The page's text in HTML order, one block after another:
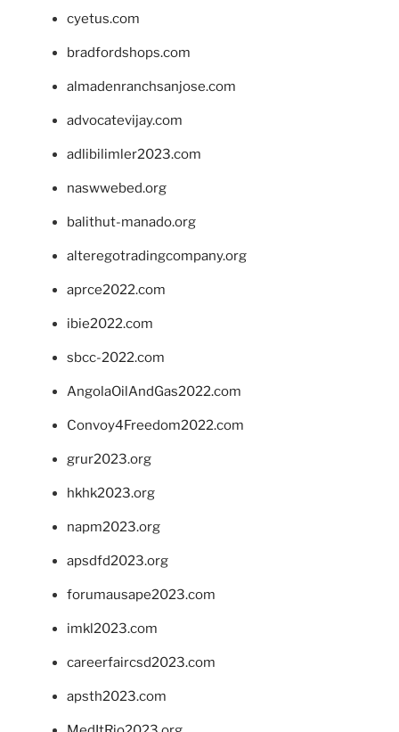
cyetus.com
bradfordshops.com
almadenranchsanjose.com
advocatevijay.com
adlibilimler2023.com
naswwebed.org
balithut-manado.org
alteregotradingcompany.org
aprce2022.com
ibie2022.com
sbcc-2022.com
AngolaOilAndGas2022.com
Convoy4Freedom2022.com
grur2023.org
hkhk2023.org
napm2023.org
apsdfd2023.org
forumausape2023.com
imkl2023.com
careerfaircsd2023.com
apsth2023.com